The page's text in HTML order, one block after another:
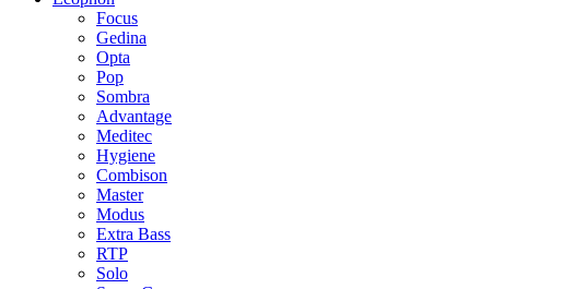
Focus
Gedina
Opta
Pop
Sombra
Advantage
Meditec
Hygiene
Combison
Master
Modus
Extra Bass
RTP
Solo